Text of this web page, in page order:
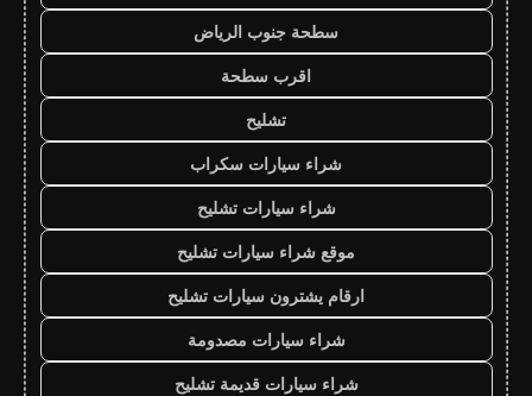
سطحة جنوب الرياض
اقرب سطحة
تشليح
شراء سيارات سكراب
شراء سيارات تشليح
موقع شراء سيارات تشليح
ارقام يشترون سيارات تشليح
شراء سيارات مصدومة
شراء سيارات قديمة تشليح